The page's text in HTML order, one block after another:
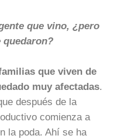
que vino, ¿pero
quedaron?
que viven de
muy afectadas.
después de la
comienza a
la poda. Ahí se ha